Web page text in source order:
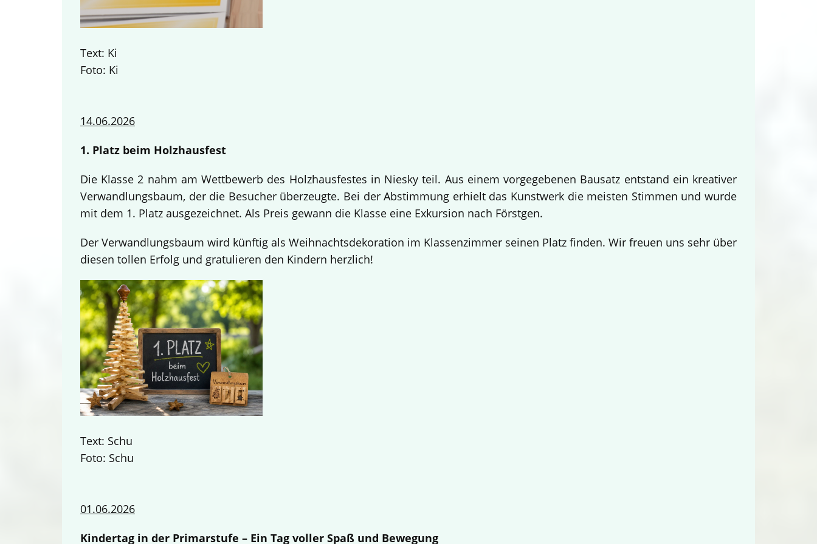
Text: Ki
Foto: Ki
14.06.2026
1. Platz beim Holzhausfest
Die Klasse 2 nahm am Wettbewerb des Holzhausfestes in Niesky teil. Aus einem vorgegebenen Bausatz entstand ein kreativer
Verwandlungsbaum, der die Besucher überzeugte. Bei der Abstimmung erhielt das Kunstwerk die meisten Stimmen und wurde
mit dem 1. Platz ausgezeichnet. Als Preis gewann die Klasse eine Exkursion nach Förstgen.
Der Verwandlungsbaum wird künftig als Weihnachtsdekoration im Klassenzimmer seinen Platz finden. Wir freuen uns sehr über
diesen tollen Erfolg und gratulieren den Kindern herzlich!
Text: Schu
Foto: Schu
01.06.2026
Kindertag in der Primarstufe – Ein Tag voller Spaß und Bewegung